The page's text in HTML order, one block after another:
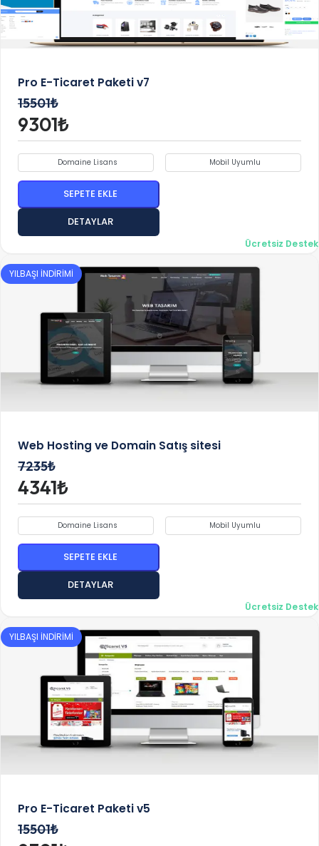
Pro E-Ticaret Paketi v7
15501₺
9301₺
Ücretsiz Destek
Domaine Lisans Mobil Uyumlu
SEPETE EKLE
DETAYLAR
YILBAŞI İNDİRİMİ
Web Hosting ve Domain Satış sitesi
7235₺
4341₺
Ücretsiz Destek
Domaine Lisans Mobil Uyumlu
SEPETE EKLE
DETAYLAR
YILBAŞI İNDİRİMİ
Pro E-Ticaret Paketi v5
15501₺